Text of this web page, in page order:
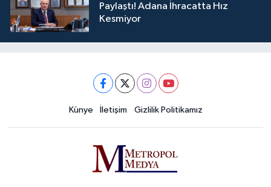
Paylaştı! Adana İhracatta Hız
Kesmiyor
Künye İletişim Gizlilik Politikamız